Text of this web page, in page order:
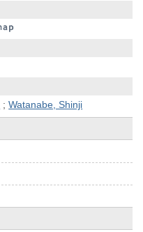
;Watanabe, Shinji